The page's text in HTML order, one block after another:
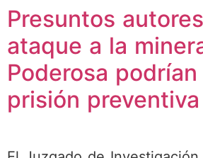
Presuntos
ataque a la
Poderosa podrían
prisión preventiva